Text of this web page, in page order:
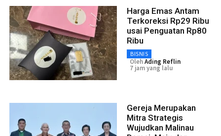
Harga Emas Antam
Terkoreksi Rp29 Ribu
usai Penguatan Rp80
Ribu
BISNIS
OlehAding Reflin
7 jam yang lalu
Gereja Merupakan
Mitra Strategis
Wujudkan Malinau